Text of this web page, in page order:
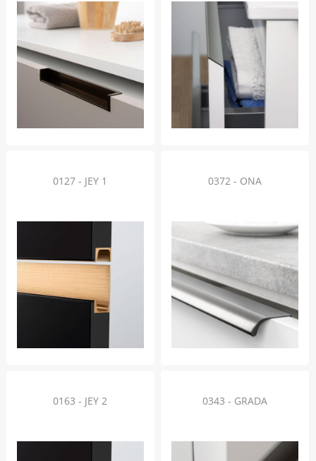
0127 - JEY 1 0372 - ONA
0163 - JEY 2 0343 - GRADA